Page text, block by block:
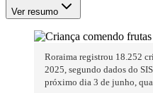
Ver resumo
Roraima registrou 18.252
2025, segundo dados do
próximo dia 3 de junho,